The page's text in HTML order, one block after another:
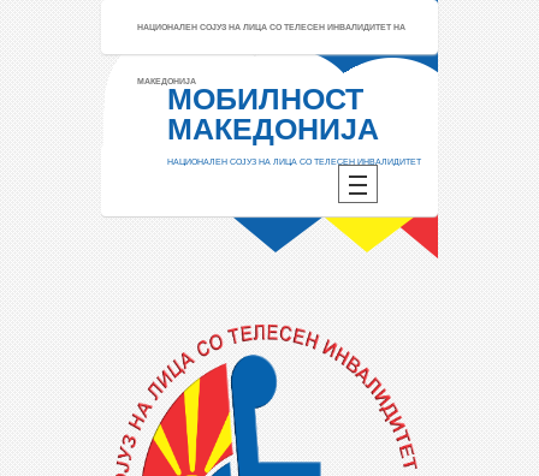
НАЦИОНАЛЕН СОЈУЗ НА ЛИЦА СО ТЕЛЕСЕН ИНВАЛИДИТЕТ НА
МАКЕДОНИЈА
МОБИЛНОСТ
МАКЕДОНИЈА
НАЦИОНАЛЕН СОЈУЗ НА ЛИЦА СО ТЕЛЕСЕН ИНВАЛИДИТЕТ